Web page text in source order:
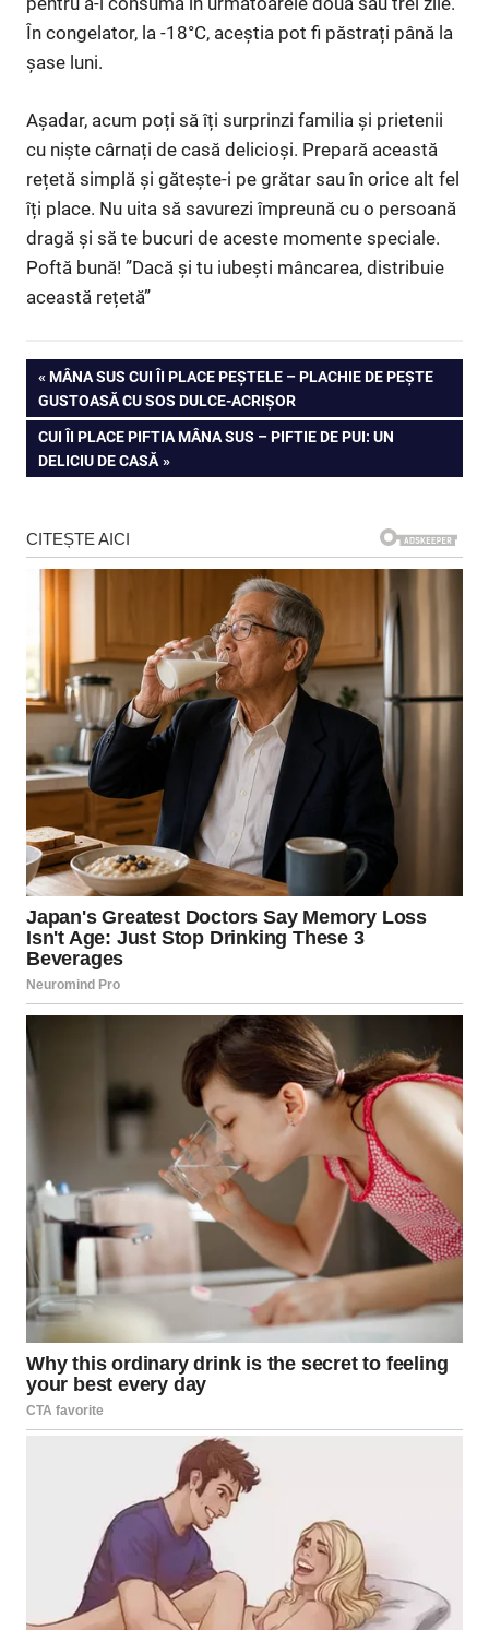
În congelator, la -18°C, aceștia pot fi păstrați până la
șase luni.
Așadar, acum poți să îți surprinzi familia și prietenii
cu niște cârnați de casă delicioși. Prepară această
rețetă simplă și gătește-i pe grătar sau în orice alt fel
îți place. Nu uita să savurezi împreună cu o persoană
dragă și să te bucuri de aceste momente speciale.
Poftă bună! ”Dacă și tu iubești mâncarea, distribuie
această rețetă”
Navigare
în
articole
PREVIOUS
POST:
MÂNA SUS CUI ÎI PLACE PEȘTELE – PLACHIE DE PEȘTE
GUSTOASĂ CU SOS DULCE-ACRIȘOR
NEXT
POST:
CUI ÎI PLACE PIFTIA MÂNA SUS – PIFTIE DE PUI: UN
DELICIU DE CASĂ